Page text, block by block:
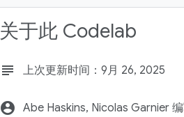
关于此 Codelab
subject 上次更新时间：9月 26, 2025
account_circle Abe Haskins, Nicolas Garnier